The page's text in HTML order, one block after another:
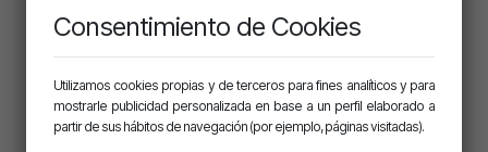
Regístrate
Consentimiento de Cookies
Utilizamos cookies propias y de terceros para fines analíticos y para
mostrarle publicidad personalizada en base a un perfil elaborado a
partir de sus hábitos de navegación (por ejemplo, páginas visitadas).